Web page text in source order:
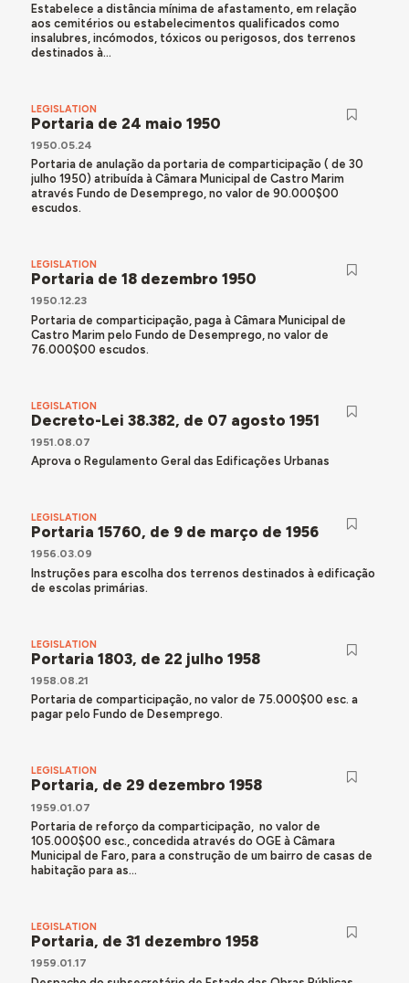
Estabelece a distância mínima de afastamento, em relação
aos cemitérios ou estabelecimentos qualificados como
insalubres, incómodos, tóxicos ou perigosos, dos terrenos
destinados à...
LEGISLATION
Portaria de 24 maio 1950
1950.05.24
Portaria de anulação da portaria de comparticipação ( de 30
julho 1950) atribuída à Câmara Municipal de Castro Marim
através Fundo de Desemprego, no valor de 90.000$00
escudos.
LEGISLATION
Portaria de 18 dezembro 1950
1950.12.23
Portaria de comparticipação, paga à Câmara Municipal de
Castro Marim pelo Fundo de Desemprego, no valor de
76.000$00 escudos.
LEGISLATION
Decreto-Lei 38.382, de 07 agosto 1951
1951.08.07
Aprova o Regulamento Geral das Edificações Urbanas
LEGISLATION
Portaria 15760, de 9 de março de 1956
1956.03.09
Instruções para escolha dos terrenos destinados à edificação
de escolas primárias.
LEGISLATION
Portaria 1803, de 22 julho 1958
1958.08.21
Portaria de comparticipação, no valor de 75.000$00 esc. a
pagar pelo Fundo de Desemprego.
LEGISLATION
Portaria, de 29 dezembro 1958
1959.01.07
Portaria de reforço da comparticipação, no valor de
105.000$00 esc., concedida através do OGE à Câmara
Municipal de Faro, para a construção de um bairro de casas de
habitação para as...
LEGISLATION
Portaria, de 31 dezembro 1958
1959.01.17